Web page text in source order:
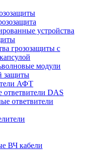
устройства
грозозащиты с
модули
защиты
АФТ
DAS
ответвители
ВЧ кабели